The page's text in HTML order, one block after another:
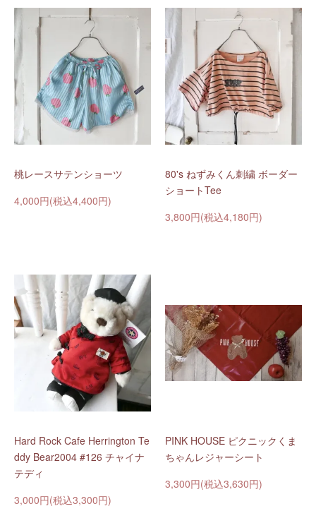
桃レースサテンショーツ
4,000円(税込4,400円)
80's ねずみくん刺繍 ボーダー
ショートTee
3,800円(税込4,180円)
Hard Rock Cafe Herrington Te
ddy Bear2004 #126 チャイナ
テディ
3,000円(税込3,300円)
PINK HOUSE ピクニックくま
ちゃんレジャーシート
3,300円(税込3,630円)